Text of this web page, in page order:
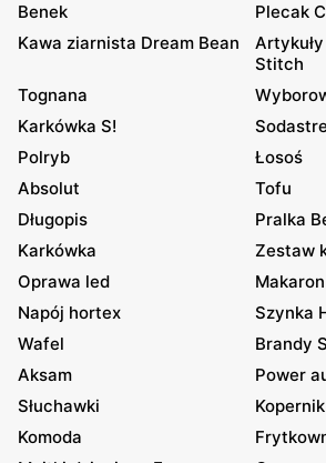
Benek
Plecak
Kawa ziarnista Dream Bean
Stitch
Tognana
Karkówka S!
Polryb
Łosoś
Absolut
Tofu
Długopis
Pralka
Karkówka
Zestaw
Oprawa led
Napój hortex
Szynka
Wafel
Brandy
Aksam
Power
Słuchawki
Kopernik
Komoda